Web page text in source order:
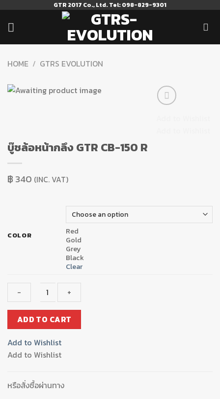
content
GTR 2017 Co., Ltd. Tel: 098-829-9301
HOME / GTRS EVOLUTION
บู๊ชล้อหน้ากลึง GTR CB-150 R
฿ 340 (INC. VAT)
COLOR
Red
Gold
Grey
Black
Clear
หน้า
กลึง
GTR
150
ADD TO CART
Add to Wishlist
Add to Wishlist
หรือสั่งซื้อผ่านทาง